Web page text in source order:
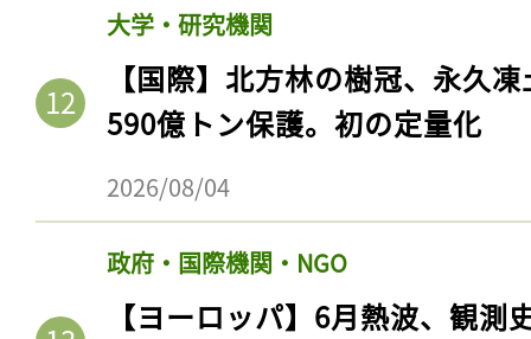
大学・研究機関
【国際】北方林の樹冠、永久
590億トン保護。初の定量化
2026/08/04
政府・国際機関・NGO
【ヨーロッパ】6月熱波、観
会員登録